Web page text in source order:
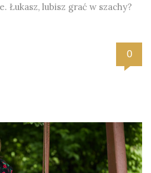
Łukasz, lubisz grać w szachy?
0